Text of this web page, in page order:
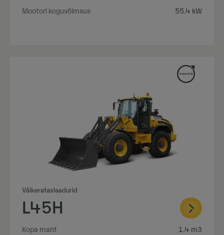
Mootori koguvõimsus
55.4 kW
Väikerataslaadurid
L45H
Kopa maht
1.4 m3